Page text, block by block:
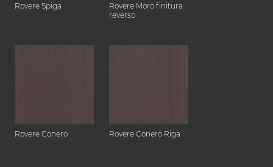
Rovere Spiga
Rovere Moro finitura
reverso
Rovere Conero Rovere Conero Riga